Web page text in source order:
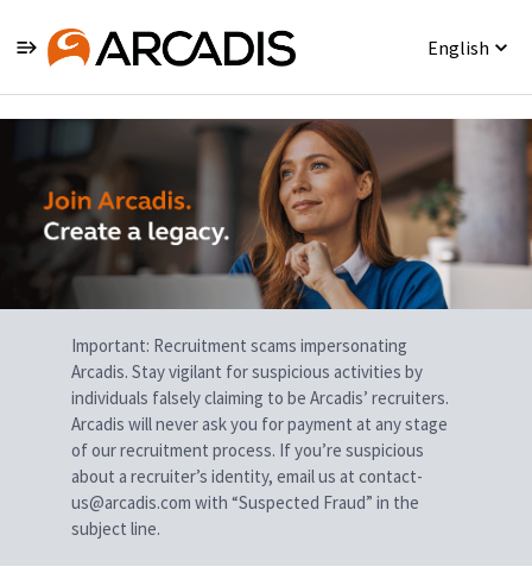
English
Single
Position
Important: Recruitment scams impersonating
Arcadis. Stay vigilant for suspicious activities by
individuals falsely claiming to be Arcadis’ recruiters.
Arcadis will never ask you for payment at any stage
of our recruitment process. If you’re suspicious
about a recruiter’s identity, email us at contact-
us@arcadis.com with “Suspected Fraud” in the
subject line.